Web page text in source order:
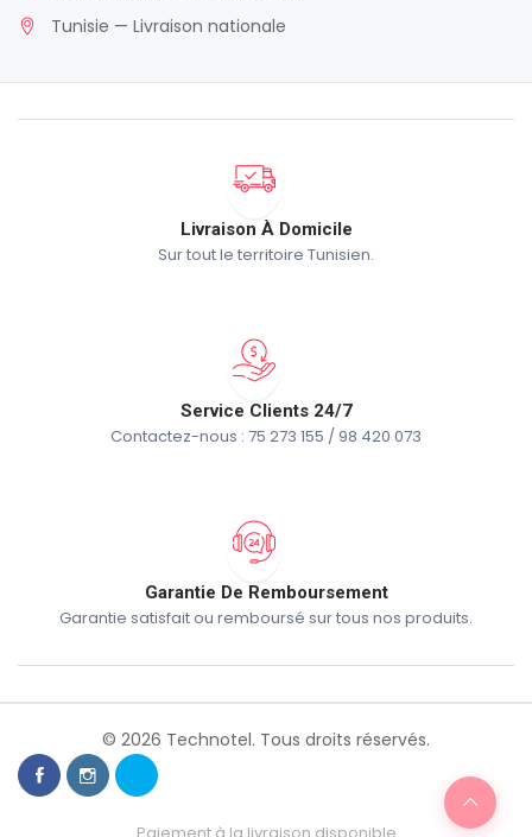
Tunisie — Livraison nationale
Livraison À Domicile
Sur tout le territoire Tunisien.
Service Clients 24/7
Contactez-nous : 75 273 155 / 98 420 073
Garantie De Remboursement
Garantie satisfait ou remboursé sur tous nos produits.
© 2026 Technotel. Tous droits réservés.